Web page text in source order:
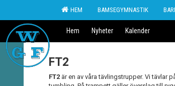
HEM BAMSEGYMNASTIK
Hem Nyheter Kalender
FT2
FT2 är en av våra tävlingstrupper. Vi tävlar